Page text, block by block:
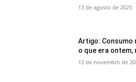
13 de agosto de 2025
Artigo: Consumo
o que era ontem,
12 de novembro de